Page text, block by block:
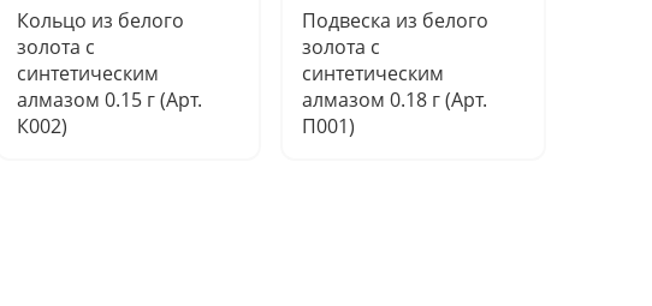
Кольцо из белого
золота с
синтетическим
алмазом 0.15 г (Арт.
К002)
Подвеска из белого
золота с
синтетическим
алмазом 0.18 г (Арт.
П001)